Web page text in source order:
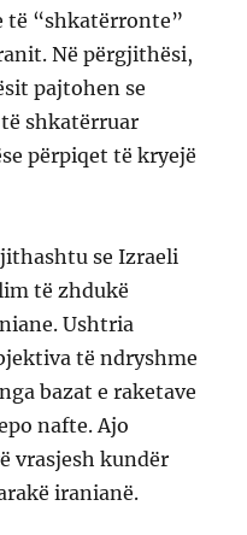
të “shkatërronte”
Në përgjithësi,
pajtohen se
shkatërruar
përpiqet të kryejë
se Izraeli
të zhdukë
Ushtria
të ndryshme
bazat e raketave
nafte. Ajo
vrasjesh kundër
iranianë.